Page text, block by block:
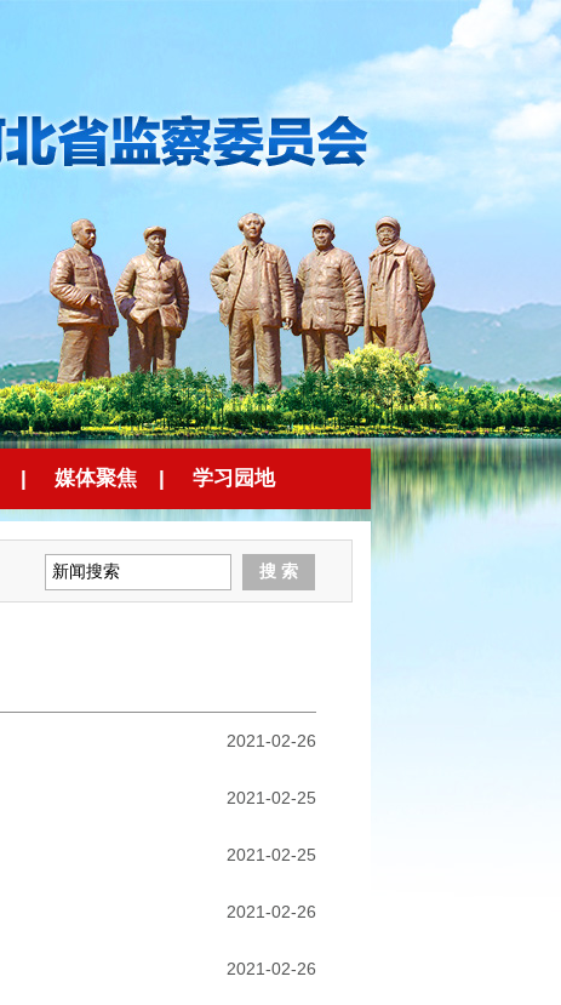
| 媒体聚焦 | 学习园地
2021-02-26
2021-02-25
2021-02-25
2021-02-26
2021-02-26